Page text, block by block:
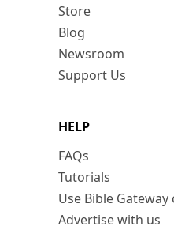
Store
Blog
Newsroom
Support Us
HELP
FAQs
Tutorials
Use Bible Gateway
Advertise with us